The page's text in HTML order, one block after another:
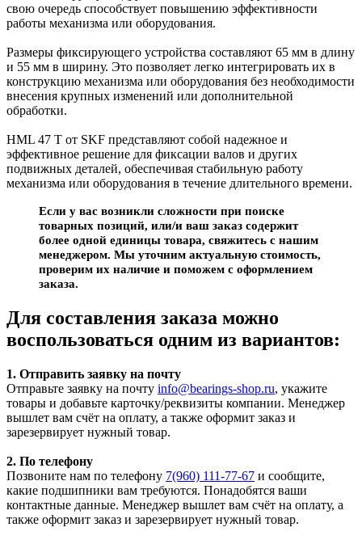
свою очередь способствует повышению эффективности
работы механизма или оборудования.
Размеры фиксирующего устройства составляют 65 мм в длину
и 55 мм в ширину. Это позволяет легко интегрировать их в
конструкцию механизма или оборудования без необходимости
внесения крупных изменений или дополнительной
обработки.
HML 47 T от SKF представляют собой надежное и
эффективное решение для фиксации валов и других
подвижных деталей, обеспечивая стабильную работу
механизма или оборудования в течение длительного времени.
Если у вас возникли сложности при поиске
товарных позиций, или/и ваш заказ содержит
более одной единицы товара, свяжитесь с нашим
менеджером. Мы уточним актуальную стоимость,
проверим их наличие и поможем с оформлением
заказа.
Для составления заказа можно
воспользоваться одним из вариантов:
1. Отправить заявку на почту
Отправьте заявку на почту info@bearings-shop.ru, укажите
товары и добавьте карточку/реквизиты компании. Менеджер
вышлет вам счёт на оплату, а также оформит заказ и
зарезервирует нужный товар.
2. По телефону
Позвоните нам по телефону 7(960) 111-77-67 и сообщите,
какие подшипники вам требуются. Понадобятся ваши
контактные данные. Менеджер вышлет вам счёт на оплату, а
также оформит заказ и зарезервирует нужный товар.